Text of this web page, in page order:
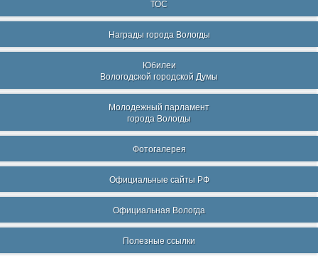
ТОС
Награды города Вологды
Юбилеи
Вологодской городской Думы
Молодежный парламент
города Вологды
Фотогалерея
Официальные сайты РФ
Официальная Вологда
Полезные ссылки